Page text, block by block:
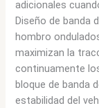
adicionales
Diseño de banda
hombro
maximizan la
continuamente
bloque de banda
estabilidad del